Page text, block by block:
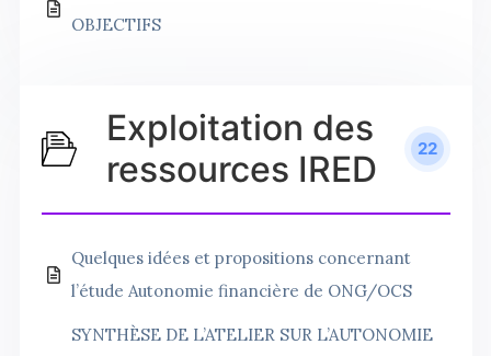
OBJECTIFS
Exploitation des
ressources IRED
22
Quelques idées et propositions concernant
l’étude Autonomie financière de ONG/OCS
SYNTHÈSE DE L’ATELIER SUR L’AUTONOMIE